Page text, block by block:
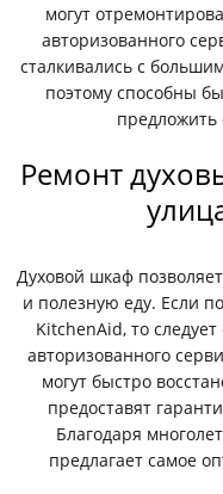
могут
авторизованного
сталкивались с
поэтому способны
Ремонт
Духовой шкаф
и полезную еду. Если
KitchenAid, то
авторизованного
могут быстро
предоставят
Благодаря
предлагает самое